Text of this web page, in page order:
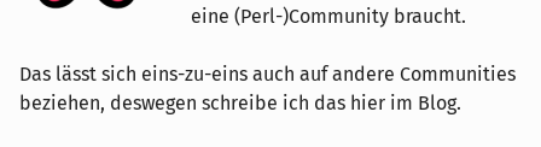
eine (Perl-)Community braucht.
Das lässt sich eins-zu-eins auch auf andere Communities
beziehen, deswegen schreibe ich das hier im Blog.